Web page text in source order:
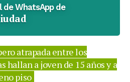
de WhatsApp de
atrapada entre los
hallan a joven de 15 años y a
piso